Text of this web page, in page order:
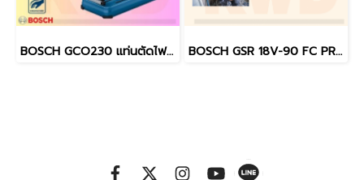
BOSCH GCO230 แท่นตัดไฟเบอร์/ไฟเบอร์ตัดเหล็ก 14นิ้ว (เฉพาะเครื่อง) (ของแท้ประกันศูนย์/พร้อมส่ง) BOSCH GSR 18V-90 FC PROFESSIONAL สว่าน/ไขควงไฟฟ้าไร้สาย 90Nm พร้อมหัวเปลี่ยน 3หัว (ของแท้/ประกันศูนย์/พร้อมส่ง)